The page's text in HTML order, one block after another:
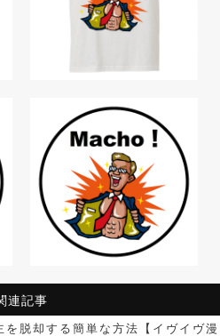
連記事
を脱却する簡単な方法【イヴイヴ漫